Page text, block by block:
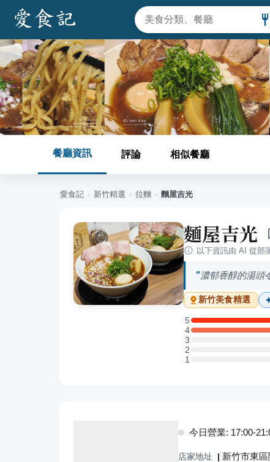
餐廳資訊 評論 相似餐廳
愛食記 › 新竹精選 › 拉麵 › 麵屋吉光
麵屋吉光
以下資訊由 AI 從部
濃郁香醇的湯頭
新竹美食精選
5
5 星：1 則評論
4
4 星：2 則評論
3
3 星：0 則評論
2
2 星：0 則評論
11 星：0 則評論
今日營業: 17:00-
店家地址 | 新竹市東